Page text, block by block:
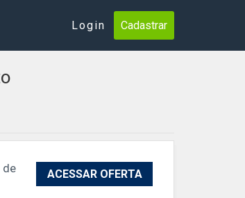
Login Cadastrar
de
ACESSAR OFERTA